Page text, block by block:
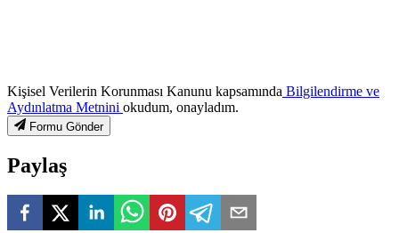
Kişisel Verilerin Korunması Kanunu kapsamında Bilgilendirme ve
Aydınlatma Metnini okudum, onayladım.
Formu Gönder
Paylaş